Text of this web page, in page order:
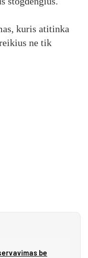
kuris atitinka
ne tik
be